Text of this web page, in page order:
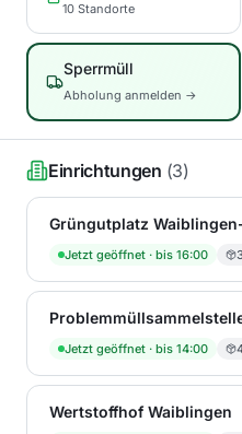
10 Standorte
Sperrmüll
Abholung anmelden →
Einrichtungen (3)
Grüngutplatz
Jetzt geöffnet · bis 16:00
Jetzt geöffnet · bis 14:00
Wertstoffhof Waiblingen